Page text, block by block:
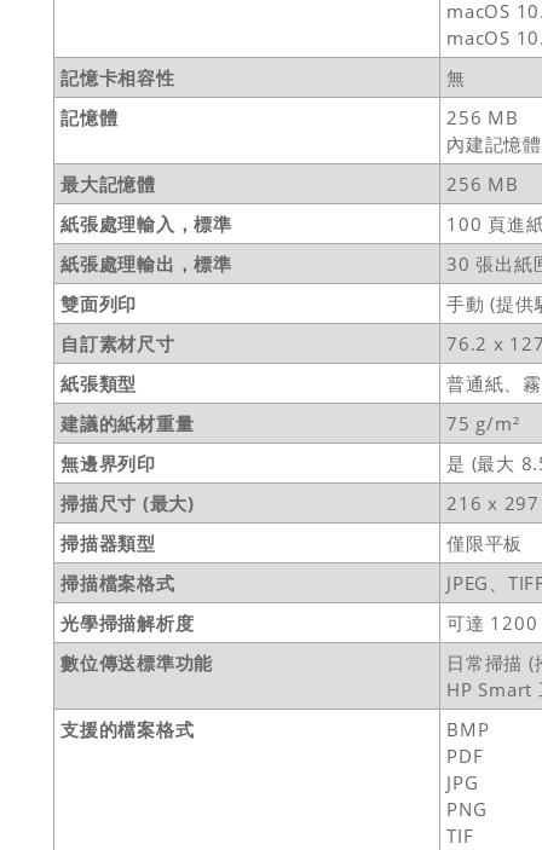
macOS
macOS
記憶卡相容性
無
記憶體
256 MB
內建記憶
最大記憶體
256 MB
紙張處理輸入，標準
100 頁進
紙張處理輸出，標準
30 張出紙
雙面列印
手動 (提
自訂素材尺寸
76.2 x
紙張類型
普通紙、
建議的紙材重量
75 g/m²
無邊界列印
是 (最大
掃描尺寸 (最大)
216 x
掃描器類型
僅限平板
掃描檔案格式
JPEG、
光學掃描解析度
可達
數位傳送標準功能
日常掃描 (
HP Smart
支援的檔案格式
BMP
PDF
JPG
PNG
TIF